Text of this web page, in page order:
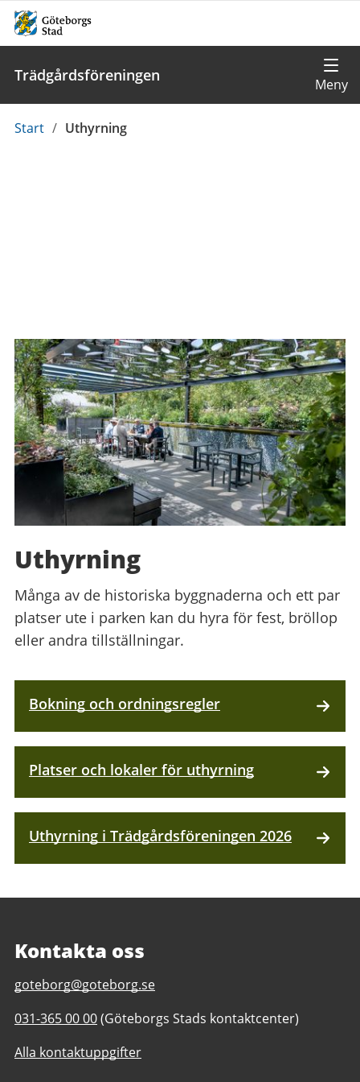
Trädgårdsföreningen
Du
Start / Uthyrning
Uthyrning
Många av de historiska byggnaderna och ett par
platser ute i parken kan du hyra för fest, bröllop
eller andra tillställningar.
Bokning och ordningsregler
Platser och lokaler för uthyrning
Uthyrning i Trädgårdsföreningen 2026
Kontakta oss
E-
till
Trädgårdsföreningen
goteborg@goteborg.se
Telefonnummer
Trädgårdsföreningen
031-365 00 00(Göteborgs Stads kontaktcenter)
Alla kontaktuppgifter